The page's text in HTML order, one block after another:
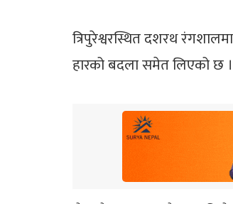
त्रिपुरेश्वरस्थित दशरथ
हारको बदला समेत लिएको छ ।